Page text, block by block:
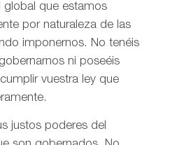
global que estamos
por naturaleza de las
imponernos. No tenéis
ni poseéis
vuestra ley que
justos poderes del